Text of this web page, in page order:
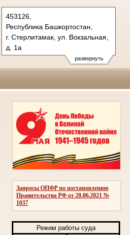
развернуть
453126,
Республика Башкортостан,
г. Стерлитамак, ул. Вокзальная,
д. 1а
Тел.: (3473) 25-21-04, 25-60-21
sterlitamaksky.bkr@sudrf.ru
Запросы ОПФР по постановлению
Правительства РФ от 28.06.2021 №
1037
Режим работы суда